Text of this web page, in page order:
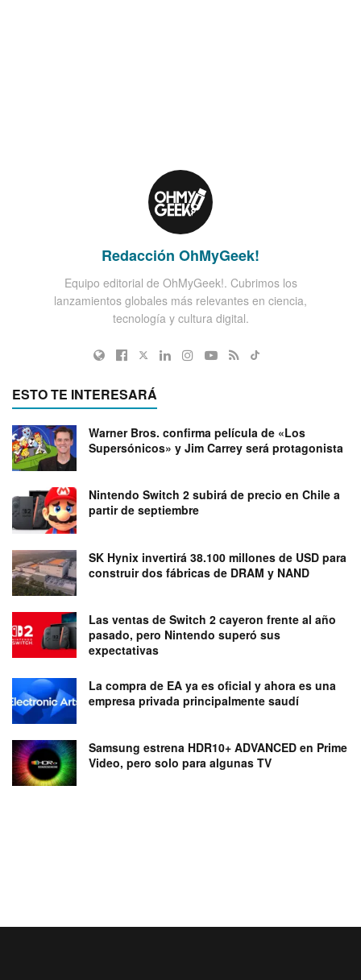
Redacción OhMyGeek!
Equipo editorial de OhMyGeek!. Cubrimos los
lanzamientos globales más relevantes en ciencia,
tecnología y cultura digital.
ESTO TE INTERESARÁ
Warner Bros. confirma película de «Los
Supersónicos» y Jim Carrey será protagonista
Nintendo Switch 2 subirá de precio en Chile a
partir de septiembre
SK Hynix invertirá 38.100 millones de USD para
construir dos fábricas de DRAM y NAND
Las ventas de Switch 2 cayeron frente al año
pasado, pero Nintendo superó sus
expectativas
La compra de EA ya es oficial y ahora es una
empresa privada principalmente saudí
Samsung estrena HDR10+ ADVANCED en Prime
Video, pero solo para algunas TV